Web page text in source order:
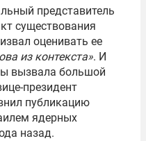
представитель
существования
оценивать ее
из контекста». И
вызвала большой
президент
публикацию
ядерных
назад.